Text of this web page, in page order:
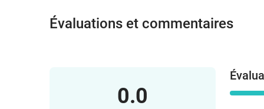
Évaluations et commentaires
0.0